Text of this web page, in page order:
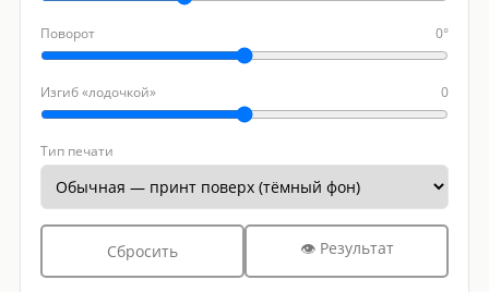
Поворот 0°
Изгиб «лодочкой» 0
Тип печати
Сбросить 👁 Результат